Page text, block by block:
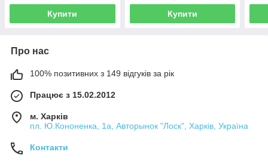
Купити Купити
Про нас
100% позитивних з 149 відгуків за рік
Працює з 15.02.2012
м. Харків
пл. Ю.Кононенка, 1а, Авторынок "Лоск", Харків, Україна
Контакти